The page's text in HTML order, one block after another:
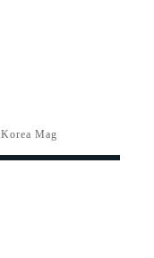
Korea Mag